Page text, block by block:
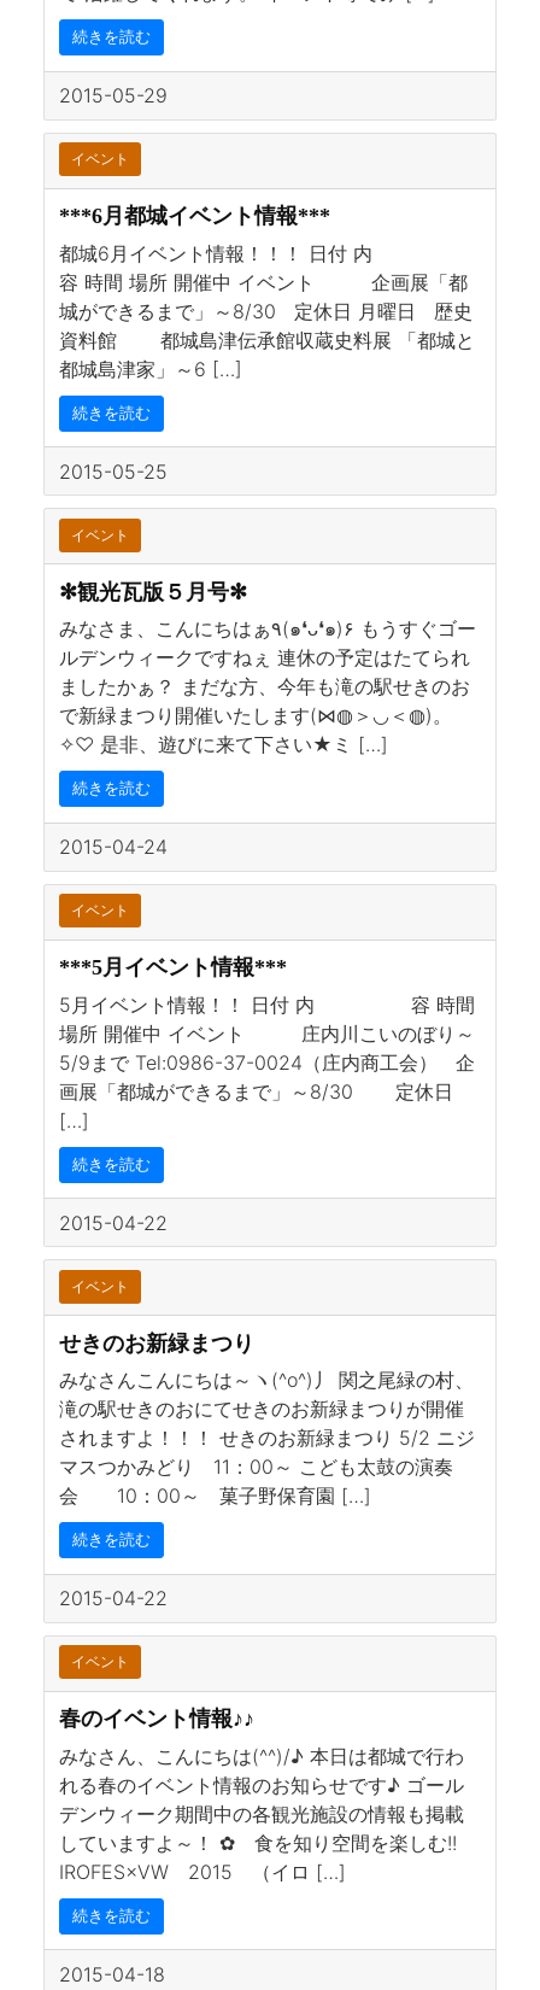
続きを読む
2015-05-29
イベント
***6月都城イベント情報***
都城6月イベント情報！！！ 日付 内
容 時間 場所 開催中 イベント 企画展「都
城ができるまで」～8/30 定休日 月曜日 歴史
資料館 都城島津伝承館収蔵史料展 「都城と
都城島津家」～6 […]
続きを読む
2015-05-25
イベント
✻観光瓦版５月号✻
みなさま、こんにちはぁ٩(๑❛ᴗ❛๑)۶ もうすぐゴー
ルデンウィークですねぇ 連休の予定はたてられ
ましたかぁ？ まだな方、今年も滝の駅せきのお
で新緑まつり開催いたします(⋈◍＞◡＜◍)。
✧♡ 是非、遊びに来て下さい★ミ […]
続きを読む
2015-04-24
イベント
***5月イベント情報***
5月イベント情報！！ 日付 内 容 時間
場所 開催中 イベント 庄内川こいのぼり～
5/9まで Tel:0986-37-0024（庄内商工会） 企
画展「都城ができるまで」～8/30 定休日
[…]
続きを読む
2015-04-22
イベント
せきのお新緑まつり
みなさんこんにちは～ヽ(^o^)丿 関之尾緑の村、
滝の駅せきのおにてせきのお新緑まつりが開催
されますよ！！！ せきのお新緑まつり 5/2 ニジ
マスつかみどり 11：00～ こども太鼓の演奏
会 10：00～ 菓子野保育園 […]
続きを読む
2015-04-22
イベント
春のイベント情報♪♪
みなさん、こんにちは(^^)/♪ 本日は都城で行わ
れる春のイベント情報のお知らせです♪ ゴール
デンウィーク期間中の各観光施設の情報も掲載
していますよ～！ ✿ 食を知り空間を楽しむ!!
IROFES×VW 2015 （イロ […]
続きを読む
2015-04-18